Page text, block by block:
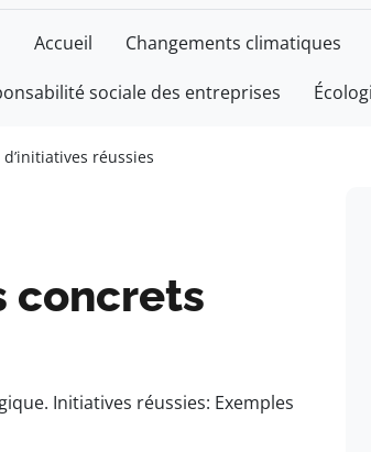
Accueil Changements climatiques
sociale des entreprises
réussies
concrets
Initiatives réussies: Exemples